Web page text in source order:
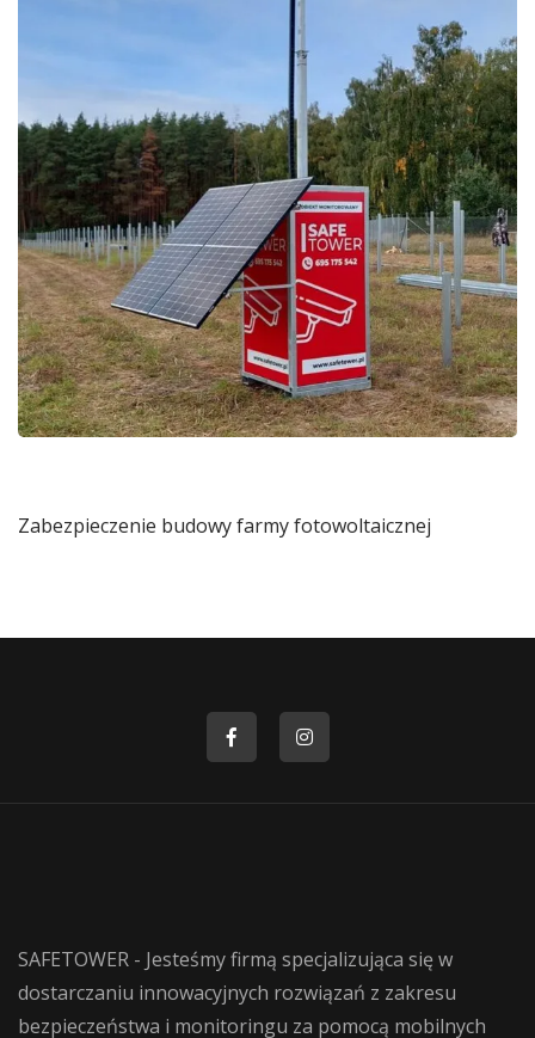
Zabezpieczenie budowy farmy fotowoltaicznej
SAFETOWER - Jesteśmy firmą specjalizująca się w
dostarczaniu innowacyjnych rozwiązań z zakresu
bezpieczeństwa i monitoringu za pomocą mobilnych